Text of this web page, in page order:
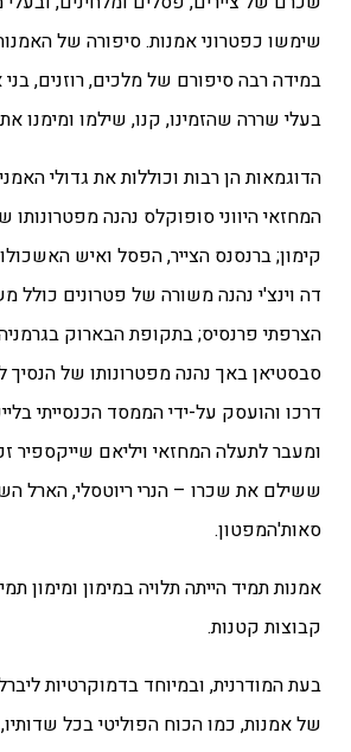
שימשו כפטרוני אמנות. סיפורה של
במידה רבה סיפורם של מלכים, רוזנים,
בעלי שררה שהזמינו, קנו, שילמו ומימנו
הדוגמאות הן רבות וכוללות את גדולי
המחזאי היווני סופוקלס נהנה מפטרונותו
קימון; ברנסנס הצייר, הפסל ואיש
דה וינצ'י נהנה משורה של פטרונים כולל
הצרפתי פרנסיס; בתקופת הבארוק
סבסטיאן באך נהנה מפטרונותו של הנסיך
דרכו והועסק על-ידי הממסד הכנסייתי
ומעבר לתעלה המחזאי ויליאם שייקספיר
ששילם את שכרו – הנרי ריוטסלי, הארל
סאות'המפטון.
אמנות תמיד הייתה תלויה במימון ומימון
קבוצות קטנות.
בעת המודרנית, ובמיוחד בדמוקרטיות
של אמנות, כמו הכוח הפוליטי בכל